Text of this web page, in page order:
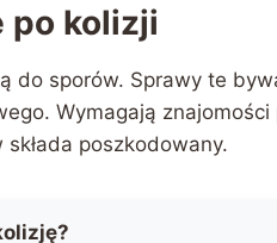
po kolizji
do sporów. Sprawy te
Wymagają
poszkodowany.